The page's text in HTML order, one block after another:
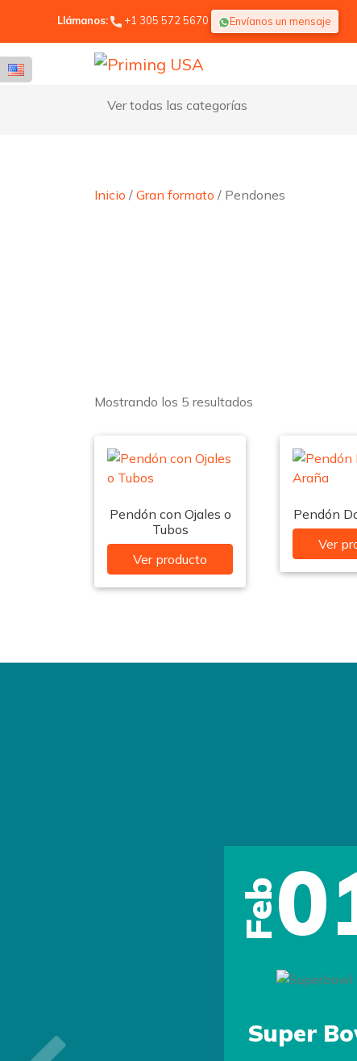
Llámanos: +1 305 572 5670 Envíanos un mensaje
Ver todas las categorías
Inicio / Gran formato / Pendones
Mostrando los 5 resultados
Pendón con Ojales o
Tubos
Ver producto
Pendón
Ver
Feb
Super